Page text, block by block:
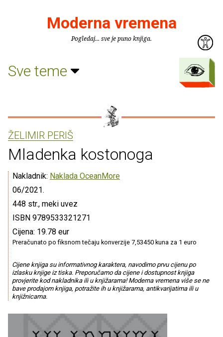
Moderna vremena
Pogledaj... sve je puno knjiga.
Sve teme
ŽELIMIR PERIŠ
Mladenka kostonoga
Nakladnik: Naklada OceanMore
06/2021.
448 str., meki uvez
ISBN 9789533321271
Cijena: 19.78 eur
Preračunato po fiksnom tečaju konverzije 7,53450 kuna za 1 euro
Cijene knjiga su informativnog karaktera, navodimo prvu cijenu po
izlasku knjige iz tiska. Preporučamo da cijene i dostupnost knjiga
provjerite kod nakladnika ili u knjižarama! Moderna vremena više se ne
bave prodajom knjiga, potražite ih u knjižarama, antikvarijatima ili u
knjižnicama.